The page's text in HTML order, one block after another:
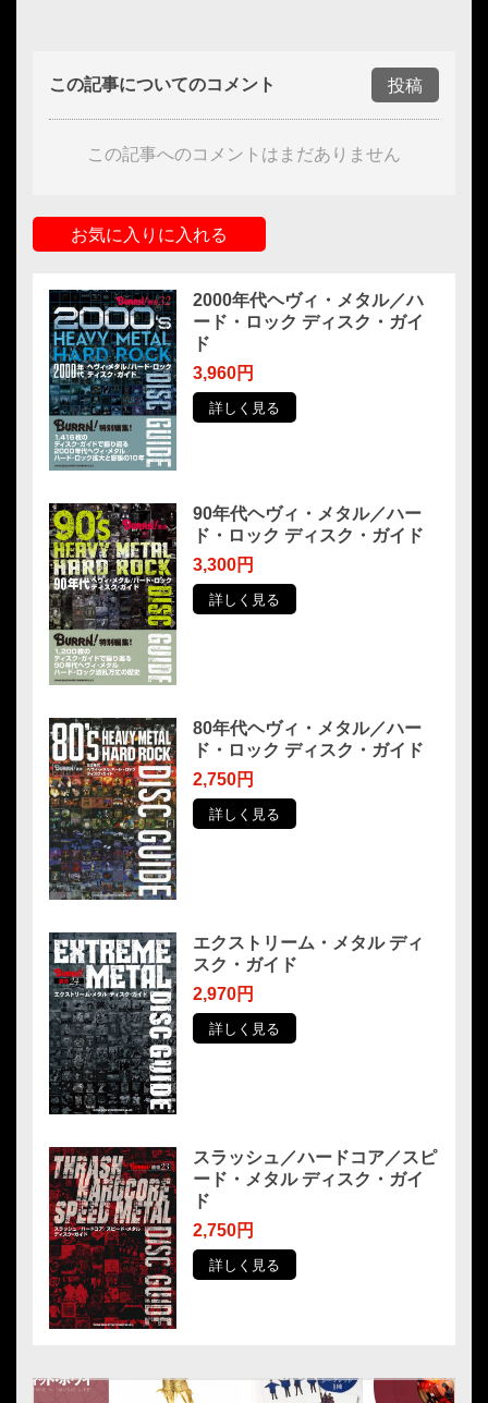
この記事についてのコメント 投稿
この記事へのコメントはまだありません
お気に入りに入れる
2000年代ヘヴィ・メタル／ハ
ード・ロック ディスク・ガイ
ド
3,960円
詳しく見る
90年代ヘヴィ・メタル／ハー
ド・ロック ディスク・ガイド
3,300円
詳しく見る
80年代ヘヴィ・メタル／ハー
ド・ロック ディスク・ガイド
2,750円
詳しく見る
エクストリーム・メタル ディ
スク・ガイド
2,970円
詳しく見る
スラッシュ／ハードコア／スピ
ード・メタル ディスク・ガイ
ド
2,750円
詳しく見る